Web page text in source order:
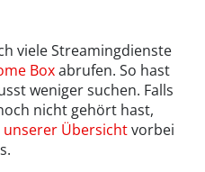
viele Streamingdienste
Boxabrufen. So hast
weniger suchen. Falls
nicht gehört hast,
unserer Übersichtvorbei